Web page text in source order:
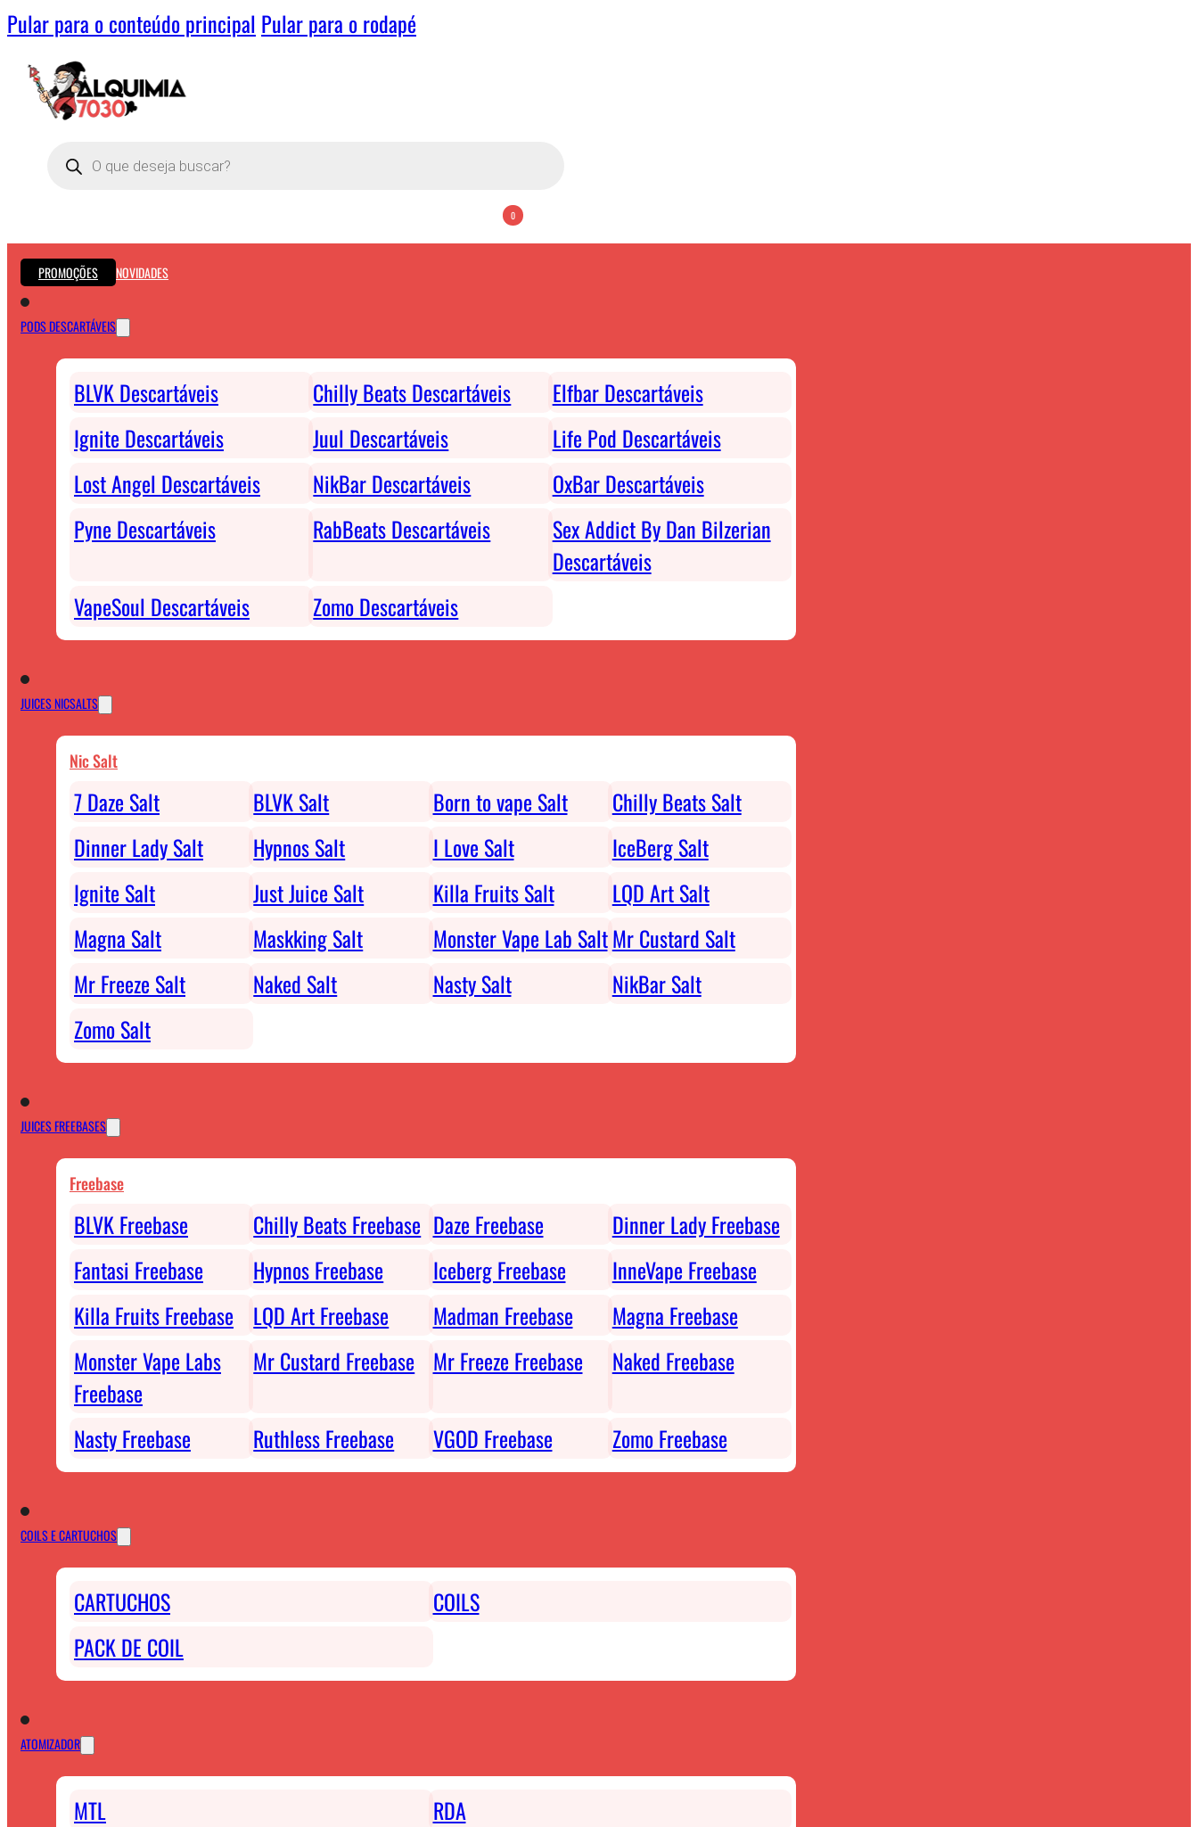
Pular para o conteúdo principal Pular para o rodapé
Pesquisar
produtos
0
PROMOÇÕES NOVIDADES
PODS DESCARTÁVEIS
BLVK Descartáveis Chilly Beats Descartáveis
Elfbar Descartáveis
Ignite Descartáveis
Juul Descartáveis
Life Pod Descartáveis
Lost Angel Descartáveis
NikBar Descartáveis
OxBar Descartáveis
Pyne Descartáveis
RabBeats Descartáveis
Sex Addict By Dan Bilzerian
Descartáveis
VapeSoul Descartáveis
Zomo Descartáveis
JUICES NICSALTS
Nic Salt
7 Daze Salt BLVK Salt Born to vape Salt
Chilly Beats Salt
Dinner Lady Salt
Hypnos Salt I Love Salt
IceBerg Salt
Ignite Salt
Just Juice Salt Killa Fruits Salt
LQD Art Salt
Magna Salt
Maskking Salt Monster Vape Lab SaltMr Custard Salt
Mr Freeze Salt
Naked Salt Nasty Salt
NikBar Salt
Zomo Salt
JUICES FREEBASES
Freebase
BLVK Freebase Chilly Beats Freebase Daze Freebase
Dinner Lady Freebase
Fantasi Freebase
Hypnos Freebase Iceberg Freebase
InneVape Freebase
Killa Fruits Freebase
LQD Art Freebase Madman Freebase
Magna Freebase
Monster Vape Labs
Freebase
Mr Custard Freebase Mr Freeze Freebase Naked Freebase
Nasty Freebase Ruthless Freebase VGOD Freebase Zomo Freebase
COILS E CARTUCHOS
CARTUCHOS
COILS
PACK DE COIL
ATOMIZADOR
MTL
RDA